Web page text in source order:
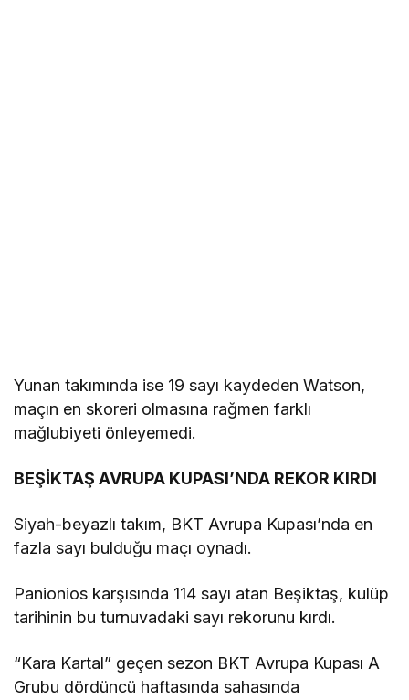
Yunan takımında ise 19 sayı kaydeden Watson,
maçın en skoreri olmasına rağmen farklı
mağlubiyeti önleyemedi.
BEŞİKTAŞ AVRUPA KUPASI’NDA REKOR KIRDI
Siyah-beyazlı takım, BKT Avrupa Kupası’nda en
fazla sayı bulduğu maçı oynadı.
Panionios karşısında 114 sayı atan Beşiktaş, kulüp
tarihinin bu turnuvadaki sayı rekorunu kırdı.
“Kara Kartal” geçen sezon BKT Avrupa Kupası A
Grubu dördüncü haftasında sahasında